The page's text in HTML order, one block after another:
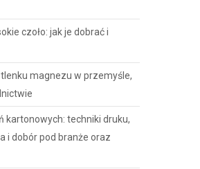
czoło: jak je dobrać i
magnezu w przemyśle,
kartonowych: techniki druku,
i dobór pod branże oraz